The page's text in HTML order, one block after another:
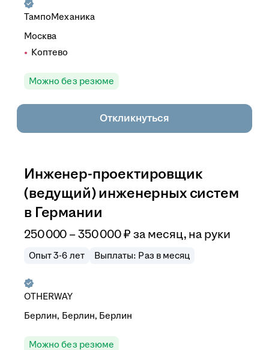
ТампоМеханика
Москва
Коптево
Можно без резюме
Откликнуться
Инженер-проектировщик
(ведущий) инженерных систем
в Германии
250 000 –350 000₽ за месяц, на руки
Опыт 3-6 лет Выплаты: Раз в месяц
OTHERWAY
Берлин, Берлин, Берлин
Можно без резюме